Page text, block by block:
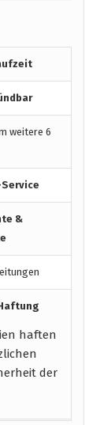
weitere 6
&
haften
der